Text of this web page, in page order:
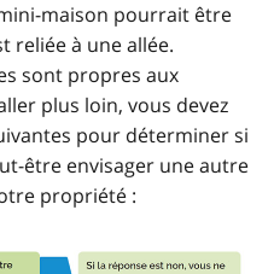
maison pourrait être
reliée à une allée.
sont propres aux
plus loin, vous devez
pour déterminer si
être envisager une autre
propriété :